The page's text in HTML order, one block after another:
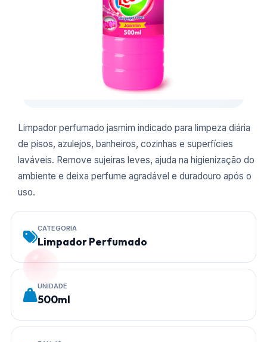
Limpador perfumado jasmim indicado para limpeza diária
de pisos, azulejos, banheiros, cozinhas e superfícies
laváveis. Remove sujeiras leves, ajuda na higienização do
ambiente e deixa perfume agradável e duradouro após o
uso.
CATEGORIA
Limpador Perfumado
UNIDADE
500ml